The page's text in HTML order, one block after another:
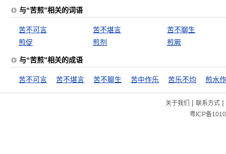
与“苦煎”相关的词语
苦不可言 苦不堪言
苦不聊生
煎促
煎剂 煎厥
与“苦煎”相关的成语
苦不可言 苦不堪言 苦不聊生 苦中作乐 苦乐不均 煎水
关于我们 | 联系方式|
粤ICP备